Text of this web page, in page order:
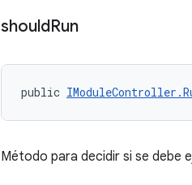
shouldRun
public
Método para decidir si se debe